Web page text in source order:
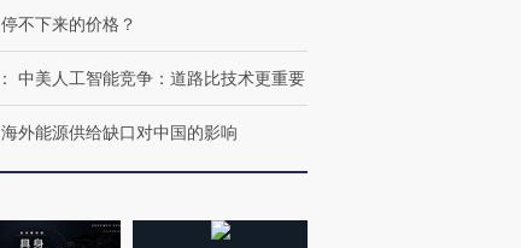
停不下来的价格？
： 中美人工智能竞争：道路比技术更重要
海外能源供给缺口对中国的影响